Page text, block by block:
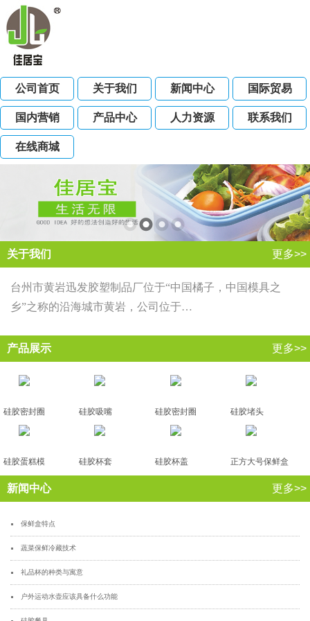
公司首页 关于我们 新闻中心 国际贸易
国内营销 产品中心 人力资源 联系我们
在线商城
关于我们 更多>>
台州市黄岩迅发胶塑制品厂位于“中国橘子，中国模具之
乡”之称的沿海城市黄岩，公司位于…
产品展示 更多>>
硅胶密封圈 硅胶吸嘴 硅胶密封圈 硅胶堵头
硅胶蛋糕模 硅胶杯套 硅胶杯盖 正方大号保鲜盒
新闻中心 更多>>
保鲜盒特点
蔬菜保鲜冷藏技术
礼品杯的种类与寓意
户外运动水壶应该具备什么功能